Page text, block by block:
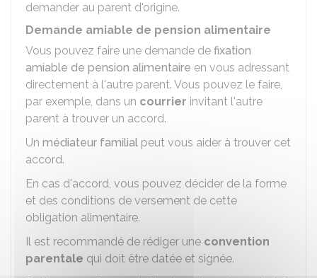
demander au parent d'origine.
Demande amiable de pension alimentaire
Vous pouvez faire une demande de fixation
amiable de pension alimentaire en vous adressant
directement à l'autre parent. Vous pouvez le faire,
par exemple, dans un courrier invitant l'autre
parent à trouver un accord.
Un médiateur familial peut vous aider à trouver cet
accord.
En cas d'accord, vous pouvez décider de la forme
et des conditions de versement de cette
obligation alimentaire.
Il est recommandé de rédiger une convention
parentale qui doit être datée et signée.